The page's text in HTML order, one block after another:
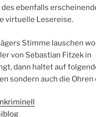
ebenfalls
virtuelle Lesereise.
Stimme lauschen
von Sebastian Fitzek in
dann haltet auf
sondern auch die Ohren